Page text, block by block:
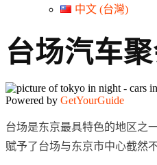
中文 (台灣)
台场汽车
Powered by GetYourGuide
台场是东京最具特色的地区之
赋予了台场与东京市中心截然